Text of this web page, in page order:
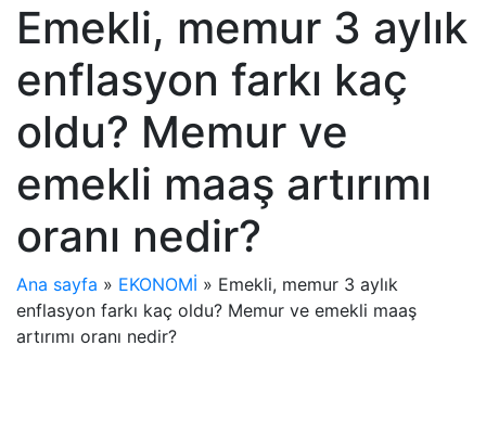
Emekli, memur 3 aylık
enflasyon farkı kaç
oldu? Memur ve
emekli maaş artırımı
oranı nedir?
Ana sayfa » EKONOMİ » Emekli, memur 3 aylık
enflasyon farkı kaç oldu? Memur ve emekli maaş
artırımı oranı nedir?